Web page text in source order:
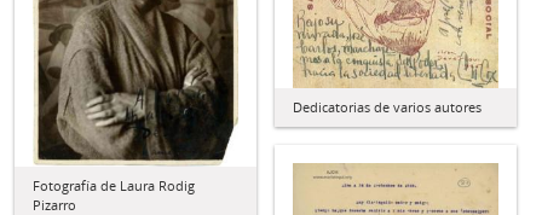
Dedicatorias de varios autores
Fotografía de Laura Rodig
Pizarro